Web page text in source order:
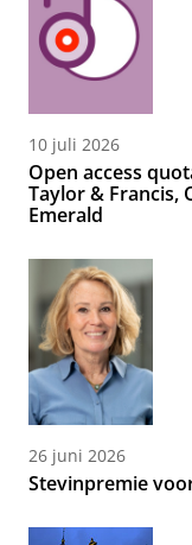
10 juli 2026
Open access
Taylor & Francis,
Emerald
26 juni 2026
Stevinpremie